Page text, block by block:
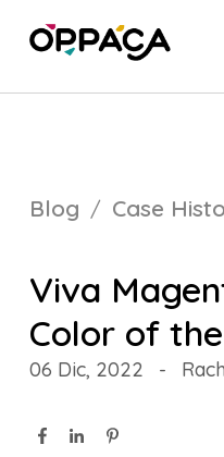
Blog Case
Viva
Color of
06 Dic, 2022 -